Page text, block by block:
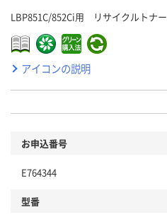
LBP851C/852Ci用 リサイクルトナー
アイコンの説明
お申込番号
E764344
型番